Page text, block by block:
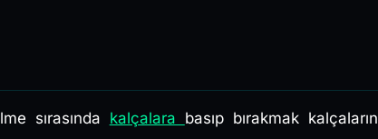
sırasında kalçalara basıp bırakmak kalçaların